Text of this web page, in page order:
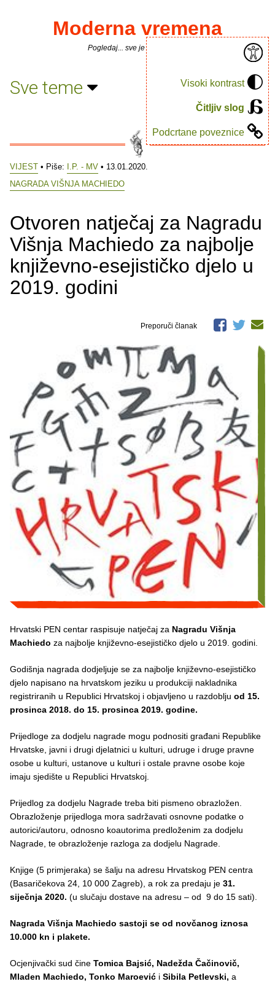
Visoki kontrast
Čitljiv slog
Podcrtane poveznice
Moderna vremena
Pogledaj... sve je puno knjiga.
Sve teme
VIJEST • Piše: I.P. - MV • 13.01.2020.
NAGRADA VIŠNJA MACHIEDO
Otvoren natječaj za Nagradu
Višnja Machiedo za najbolje
književno-esejističko djelo u
2019. godini
Preporuči članak
Hrvatski PEN centar raspisuje natječaj za Nagradu Višnja
Machiedo za najbolje književno-esejističko djelo u 2019. godini.
Godišnja nagrada dodjeljuje se za najbolje književno-esejističko
djelo napisano na hrvatskom jeziku u produkciji nakladnika
registriranih u Republici Hrvatskoj i objavljeno u razdoblju od 15.
prosinca 2018. do 15. prosinca 2019. godine.
Prijedloge za dodjelu nagrade mogu podnositi građani Republike
Hrvatske, javni i drugi djelatnici u kulturi, udruge i druge pravne
osobe u kulturi, ustanove u kulturi i ostale pravne osobe koje
imaju sjedište u Republici Hrvatskoj.
Prijedlog za dodjelu Nagrade treba biti pismeno obrazložen.
Obrazloženje prijedloga mora sadržavati osnovne podatke o
autorici/autoru, odnosno koautorima predloženim za dodjelu
Nagrade, te obrazloženje razloga za dodjelu Nagrade.
Knjige (5 primjeraka) se šalju na adresu Hrvatskog PEN centra
(Basaričekova 24, 10 000 Zagreb), a rok za predaju je 31.
siječnja 2020. (u slučaju dostave na adresu – od 9 do 15 sati).
Nagrada Višnja Machiedo sastoji se od novčanog iznosa
10.000 kn i plakete.
Ocjenjivački sud čine Tomica Bajsić, Nadežda Čačinovič,
Mladen Machiedo, Tonko Maroević i Sibila Petlevski, a